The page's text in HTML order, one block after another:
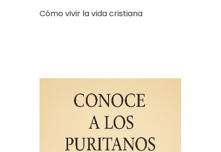
Cómo vivir la vida cristiana